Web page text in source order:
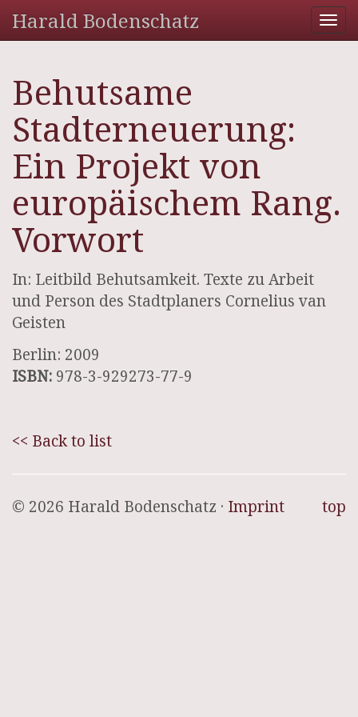
Harald Bodenschatz
Behutsame
Stadterneuerung:
Ein Projekt von
europäischem Rang.
Vorwort
In: Leitbild Behutsamkeit. Texte zu Arbeit
und Person des Stadtplaners Cornelius van
Geisten
Berlin: 2009
ISBN: 978-3-929273-77-9
<< Back to list
top
© 2026 Harald Bodenschatz · Imprint